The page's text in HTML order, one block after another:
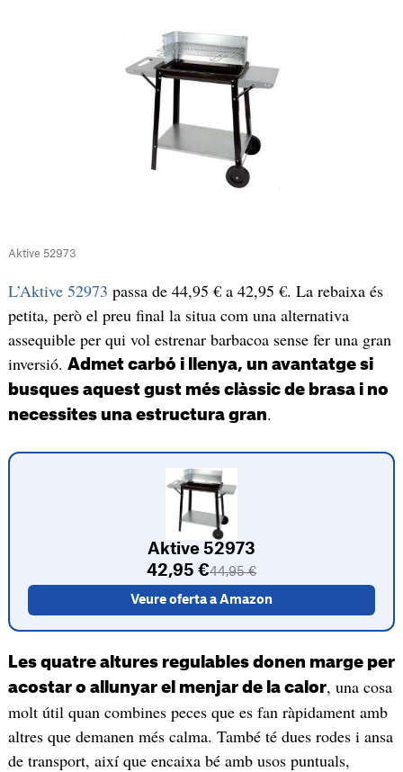
Aktive 52973
L’Aktive 52973 passa de 44,95 € a 42,95 €. La rebaixa és
petita, però el preu final la situa com una alternativa
assequible per qui vol estrenar barbacoa sense fer una gran
inversió. Admet carbó i llenya, un avantatge si
busques aquest gust més clàssic de brasa i no
necessites una estructura gran.
Aktive 52973
42,95 €44,95 €
Veure oferta a Amazon
Les quatre altures regulables donen marge per
acostar o allunyar el menjar de la calor, una cosa
molt útil quan combines peces que es fan ràpidament amb
altres que demanen més calma. També té dues rodes i ansa
de transport, així que encaixa bé amb usos puntuals,